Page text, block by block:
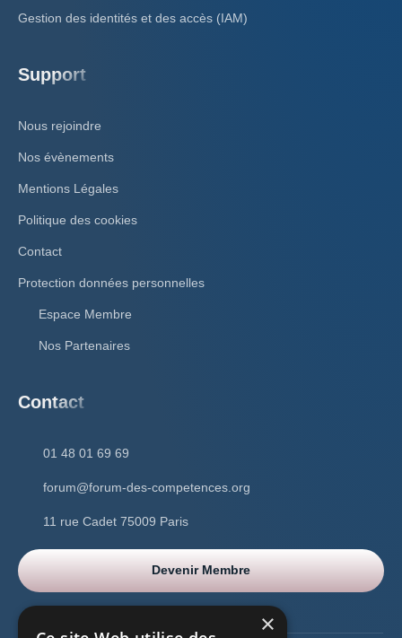
Gestion des identités et des accès (IAM)
Support
Nous rejoindre
Nos évènements
Mentions Légales
Politique des cookies
Contact
Protection données personnelles
Espace Membre
Nos Partenaires
Contact
01 48 01 69 69
forum@forum-des-competences.org
11 rue Cadet 75009 Paris
Devenir Membre
×